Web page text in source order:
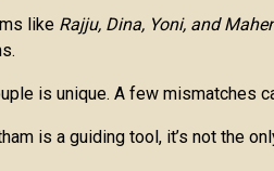
like Rajju, Dina, Yoni, and
is unique. A few mismatches
is a guiding tool, it’s not the